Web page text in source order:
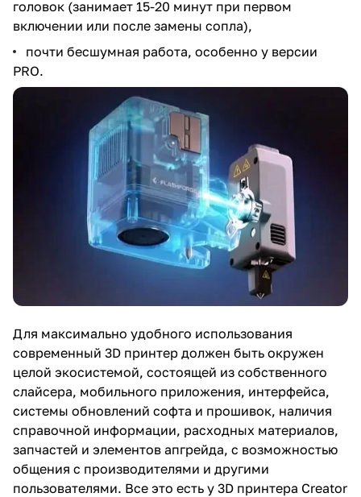
головок (занимает 15-20 минут при первом
включении или после замены сопла),
почти бесшумная работа, особенно у версии
PRO.
Для максимально удобного использования
современный 3D принтер должен быть окружен
целой экосистемой, состоящей из собственного
слайсера, мобильного приложения, интерфейса,
системы обновлений софта и прошивок, наличия
справочной информации, расходных материалов,
запчастей и элементов апгрейда, с возможностью
общения с производителями и другими
пользователями. Все это есть у 3D принтера Creator